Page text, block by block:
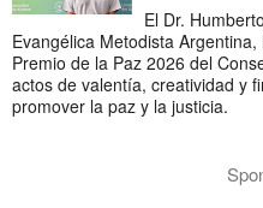
El Dr.
Evangélica Metodista
Premio de la Paz 2026 del
actos de valentía, creatividad y
promover la paz y la justicia.